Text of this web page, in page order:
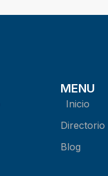
MENU
Inicio
Directorio
Blog